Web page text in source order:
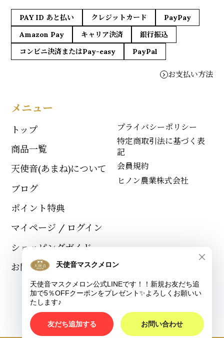
PAY ID あと払い クレジットカード
PayPay
Amazon Pay
キャリア決済
銀行振込
コンビニ決済またはPay-easy
PayPal
お支払い方法
メニュー
トップ
商品一覧
天使音(あまね)について
ブログ
ポイント特典
マイページ / ログイン
ショッピングガイド
お問い合わせ
プライバシーポリシー
特定商取引法に基づく表
記
会員規約
ヒノン農業株式会社